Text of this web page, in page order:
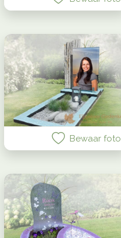
Bewaar foto